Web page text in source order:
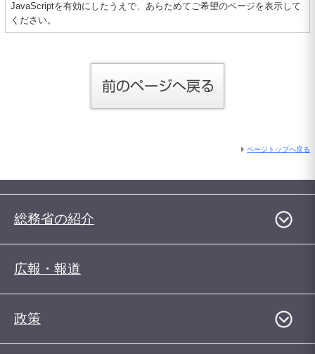
JavaScriptを有効にしたうえで、あらためてご希望のページを表示して
ください。
ページトップへ戻る
総務省の紹介
広報・報道
政策